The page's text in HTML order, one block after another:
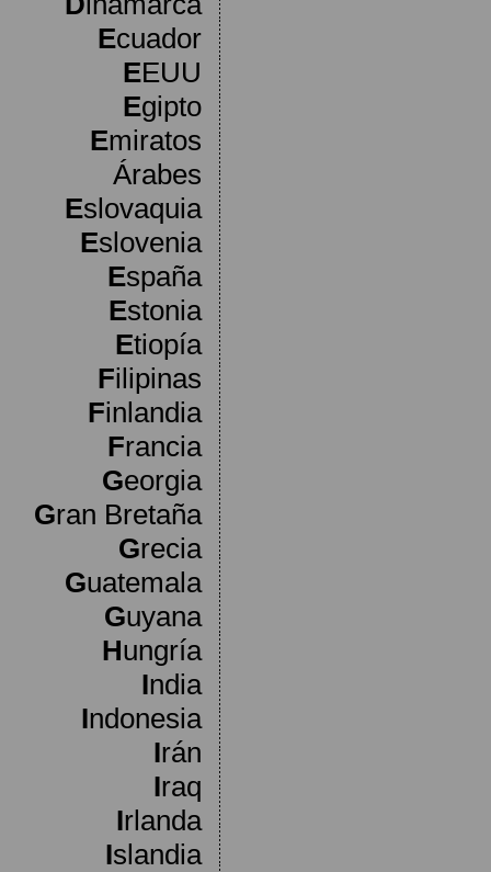
Ecuador
EEUU
Egipto
Emiratos
Árabes
Eslovaquia
Eslovenia
España
Estonia
Etiopía
Filipinas
Finlandia
Francia
Georgia
Gran Bretaña
Grecia
Guatemala
Guyana
Hungría
India
Indonesia
Irán
Iraq
Irlanda
Islandia